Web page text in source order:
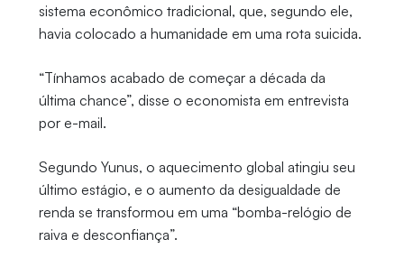
sistema econômico tradicional, que, segundo ele,
havia colocado a humanidade em uma rota suicida.
“Tínhamos acabado de começar a década da
última chance”, disse o economista em entrevista
por e-mail.
Segundo Yunus, o aquecimento global atingiu seu
último estágio, e o aumento da desigualdade de
renda se transformou em uma “bomba-relógio de
raiva e desconfiança”.